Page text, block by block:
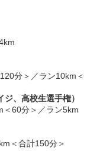
分＞／ラン10km＜
、高校生選手権）
＜60分＞／ラン5km
＜合計150分＞